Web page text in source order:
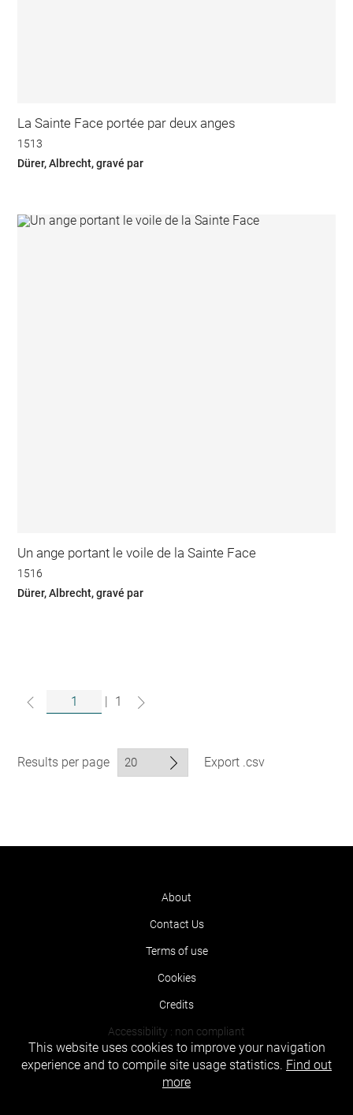
La Sainte Face portée par deux anges
1513
Dürer, Albrecht, gravé par
Un ange portant le voile de la Sainte Face
1516
Dürer, Albrecht, gravé par
1
Results per page Export .csv
About
Contact Us
Terms of use
Cookies
Credits
Accessibility : non compliant
This website uses cookies to improve your navigation
experience and to compile site usage statistics. Find out
more